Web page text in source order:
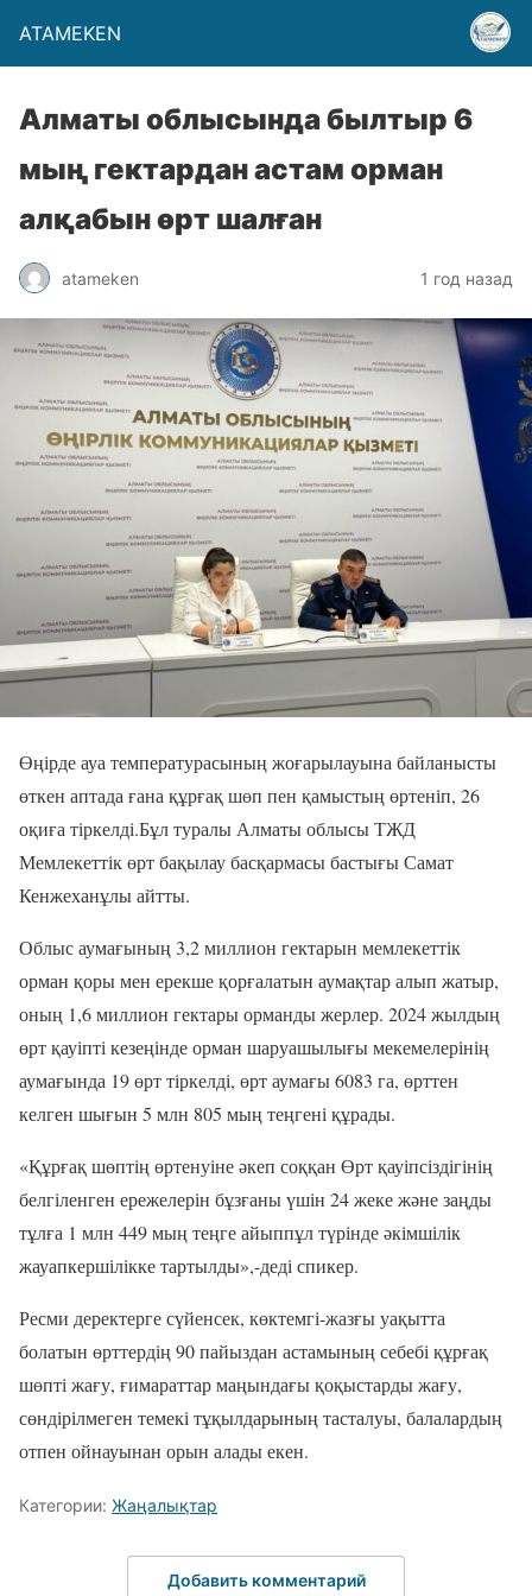
ATAMEKEN
Алматы облысында былтыр 6
мың гектардан астам орман
алқабын өрт шалған
atameken 1 год назад
Өңірде ауа температурасының жоғарылауына байланысты
өткен аптада ғана құрғақ шөп пен қамыстың өртеніп, 26
оқиға тіркелді.Бұл туралы Алматы облысы ТЖД
Мемлекеттік өрт бақылау басқармасы бастығы Самат
Кенжеханұлы айтты.
Облыс аумағының 3,2 миллион гектарын мемлекеттік
орман қоры мен ерекше қорғалатын аумақтар алып жатыр,
оның 1,6 миллион гектары орманды жерлер. 2024 жылдың
өрт қауіпті кезеңінде орман шаруашылығы мекемелерінің
аумағында 19 өрт тіркелді, өрт аумағы 6083 га, өрттен
келген шығын 5 млн 805 мың теңгені құрады.
«Құрғақ шөптің өртенуіне әкеп соққан Өрт қауіпсіздігінің
белгіленген ережелерін бұзғаны үшін 24 жеке және заңды
тұлға 1 млн 449 мың теңге айыппұл түрінде әкімшілік
жауапкершілікке тартылды»,-деді спикер.
Ресми деректерге сүйенсек, көктемгі-жазғы уақытта
болатын өрттердің 90 пайыздан астамының себебі құрғақ
шөпті жағу, ғимараттар маңындағы қоқыстарды жағу,
сөндірілмеген темекі тұқылдарының тасталуы, балалардың
отпен ойнауынан орын алады екен.
Категории: Жаңалықтар
Добавить комментарий